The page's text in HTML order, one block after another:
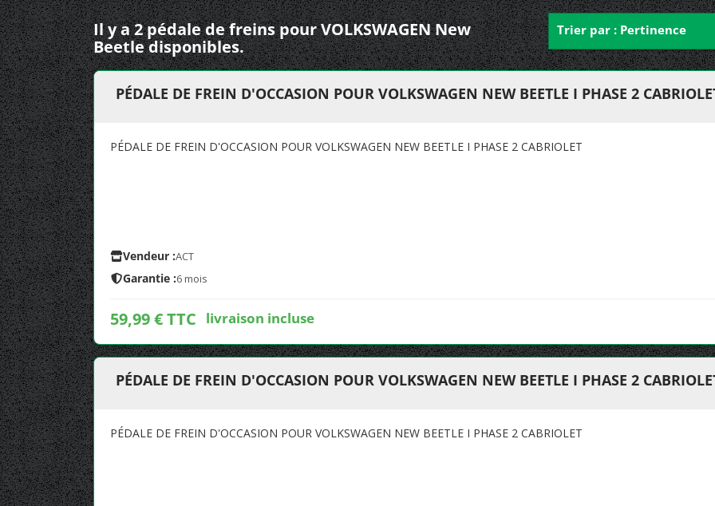
Il y a 2 pédale de freins pour VOLKSWAGEN New
Beetle disponibles.
Trier par : Pertinence
PÉDALE DE FREIN D'OCCASION POUR VOLKSWAGEN NEW BEETLE I PHASE 2
PÉDALE DE FREIN D'OCCASION POUR VOLKSWAGEN NEW BEETLE I PHASE 2 CABRIOLET
Vendeur :ACT
Garantie :6 mois
59,99 € TTC livraison incluse
PÉDALE DE FREIN D'OCCASION POUR VOLKSWAGEN NEW BEETLE I PHASE 2
PÉDALE DE FREIN D'OCCASION POUR VOLKSWAGEN NEW BEETLE I PHASE 2 CABRIOLET